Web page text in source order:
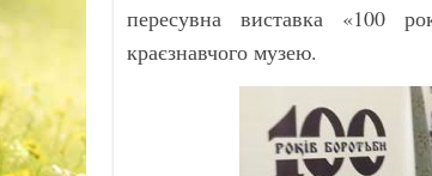
пересувна виставка «100
краєзнавчого музею.